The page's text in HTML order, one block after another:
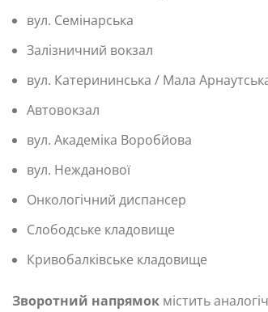
вул. Семінарська
Залізничний вокзал
вул. Катерининська / Мала
Автовокзал
вул. Академіка Воробйова
вул. Нежданової
Онкологічний диспансер
Слободське кладовище
Кривобалківське кладовище
Зворотний напрямок містить